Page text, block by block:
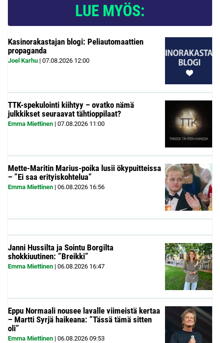
LUE MYÖS:
Kasinorakastajan blogi: Peliautomaattien
propaganda
Joel Karhu | 07.08.2026 12:00
TTK-spekulointi kiihtyy – ovatko nämä
julkkikset seuraavat tähtioppilaat?
Emma Miettinen | 07.08.2026 11:00
Mette-Maritin Marius-poika lusii ökypuitteissa
– ”Ei saa erityiskohtelua”
Emma Miettinen | 06.08.2026 16:56
Janni Hussilta ja Sointu Borgilta
shokkiuutinen: ”Breikki”
Emma Miettinen | 06.08.2026 16:47
Eppu Normaali nousee lavalle viimeistä kertaa
– Martti Syrjä haikeana: ”Tässä tämä sitten
oli”
Emma Miettinen | 06.08.2026 09:53